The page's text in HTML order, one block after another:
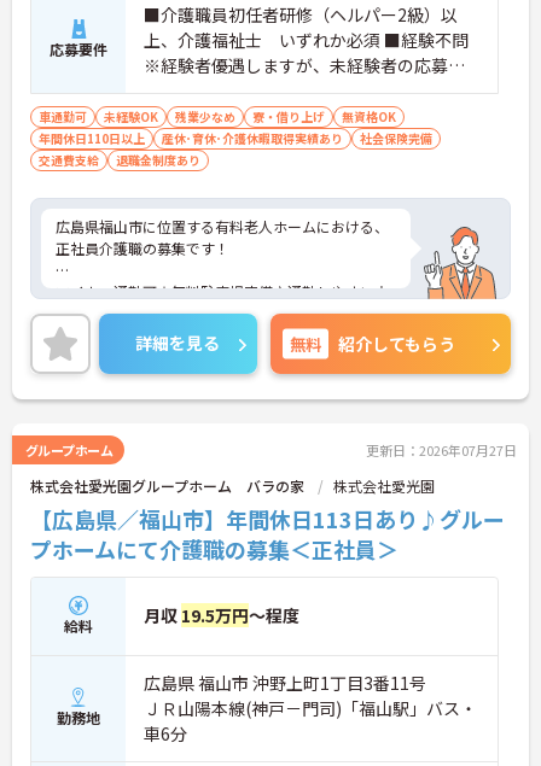
応募要件
■介護職員初任者研修（ヘルパー2級）以
上、介護福祉士 いずれか必須 ■経験不問
※経験者優遇しますが、未経験者の応募も
可
車通勤可 未経験OK 残業少なめ 寮・借り上げ
無資格OK
年間休日110日以上
産休･育休･介護休暇取得実績あり
社会保険完備
交通費支給
退職金制度あり
広島県福山市に位置する有料老人ホームにおける、
正社員介護職の募集です！
マイカー通勤可☆無料駐車場完備♪通勤しやすい立
地での就業になります！
ご興味ある方には、面接対策ポイントなど、さらに
詳細をお話しいたしますのでお気軽にご相談くださ
い。
詳細を見る 無料 紹介してもらう
グループホーム 更新日：2026年07月27日
株式会社愛光園グループホーム バラの家 株式会社愛光園
【広島県／福山市】年間休日113日あり♪グルー
プホームにて介護職の募集＜正社員＞
給料 月収 19.5万円～程度
勤務地
広島県 福山市 沖野上町1丁目3番11号
ＪＲ山陽本線(神戸－門司)「福山駅」バス・
車6分